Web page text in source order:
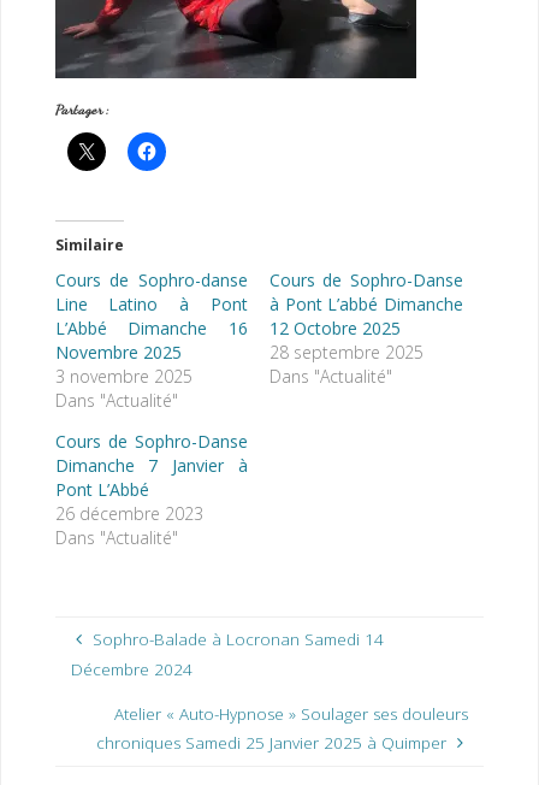
Partager :
Similaire
Cours de Sophro-danse
Line Latino à Pont
L’Abbé Dimanche 16
Novembre 2025
3 novembre 2025
Dans "Actualité"
Cours de Sophro-Danse
à Pont L’abbé Dimanche
12 Octobre 2025
28 septembre 2025
Dans "Actualité"
Cours de Sophro-Danse
Dimanche 7 Janvier à
Pont L’Abbé
26 décembre 2023
Dans "Actualité"
Sophro-Balade à Locronan Samedi 14
Décembre 2024
Atelier « Auto-Hypnose » Soulager ses douleurs
chroniques Samedi 25 Janvier 2025 à Quimper